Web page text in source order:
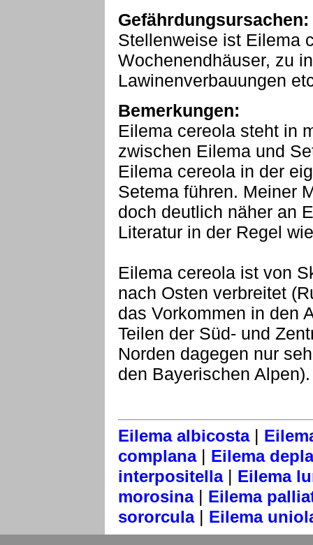
Gefährdungsursachen:
Stellenweise ist Eilema
Wochenendhäuser, zu
Lawinenverbauungen
Bemerkungen:
Eilema cereola steht in
zwischen Eilema und
Eilema cereola in der
Setema führen. Meiner
doch deutlich näher an
Literatur in der Regel
Eilema cereola ist von
nach Osten verbreitet
das Vorkommen in den
Teilen der Süd- und
Norden dagegen nur
den Bayerischen Alpen).
Eilema albicosta|
complana| Eilema
interpositella| Eilema
morosina| Eilema
sororcula| Eilema